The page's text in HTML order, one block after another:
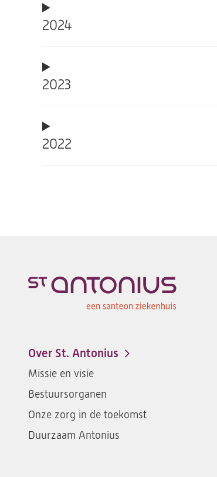
2024
2023
2022
Footer-
menu
Over St. Antonius
Missie en visie
Bestuursorganen
Onze zorg in de toekomst
Duurzaam Antonius